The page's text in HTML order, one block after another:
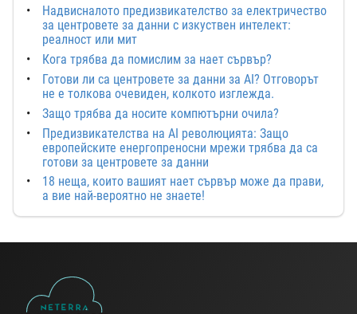
Надвисналото предизвикателство за електричество
за центровете за данни с изкуствен интелект:
реалност или мит
Кога трябва да помислим за нает сървър?
Готови ли са центровете за данни за AI? Отговорът
не е толкова очевиден, колкото изглежда.
Защо трябва да носите компютърни очила?
Предизвикателства на AI революцията: Защо
европейските енергопреносни мрежи трябва да са
готови за центровете за данни
18 неща, които вашият нает сървър може да прави,
а вие най-вероятно не знаете!